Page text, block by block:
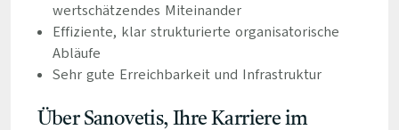
wertschätzendes Miteinander
Effiziente, klar strukturierte organisatorische
Abläufe
Sehr gute Erreichbarkeit und Infrastruktur
Über Sanovetis, Ihre Karriere im